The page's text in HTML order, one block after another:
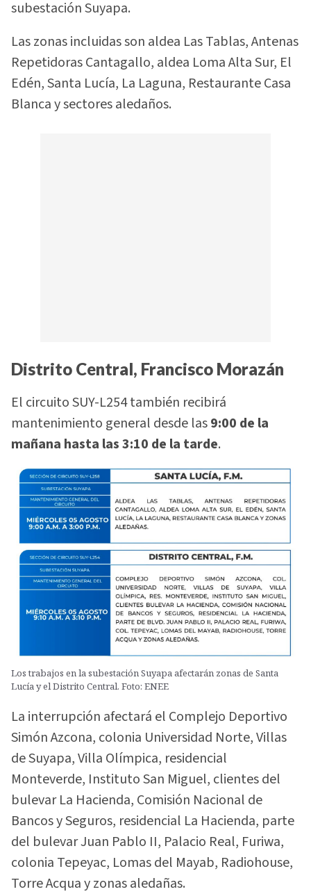
subestación Suyapa.
Las zonas incluidas son aldea Las Tablas, Antenas
Repetidoras Cantagallo, aldea Loma Alta Sur, El
Edén, Santa Lucía, La Laguna, Restaurante Casa
Blanca y sectores aledaños.
Distrito Central, Francisco Morazán
El circuito SUY-L254 también recibirá
mantenimiento general desde las9:00 de la
mañana hasta las 3:10 de la tarde.
Los trabajos en la subestación Suyapa afectarán zonas de Santa
Lucía y el Distrito Central. Foto: ENEE
La interrupción afectará el Complejo Deportivo
Simón Azcona, colonia Universidad Norte, Villas
de Suyapa, Villa Olímpica, residencial
Monteverde, Instituto San Miguel, clientes del
bulevar La Hacienda, Comisión Nacional de
Bancos y Seguros, residencial La Hacienda, parte
del bulevar Juan Pablo II, Palacio Real, Furiwa,
colonia Tepeyac, Lomas del Mayab, Radiohouse,
Torre Acqua y zonas aledañas.